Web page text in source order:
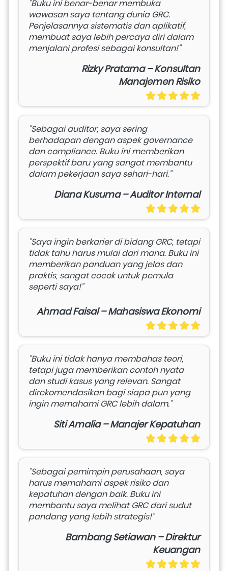
"Buku ini benar-benar membuka
wawasan saya tentang dunia GRC.
Penjelasannya sistematis dan aplikatif,
membuat saya lebih percaya diri dalam
menjalani profesi sebagai konsultan!"
Rizky Pratama – Konsultan
Manajemen Risiko
"Sebagai auditor, saya sering
berhadapan dengan aspek governance
dan compliance. Buku ini memberikan
perspektif baru yang sangat membantu
dalam pekerjaan saya sehari-hari."
Diana Kusuma – Auditor Internal
"Saya ingin berkarier di bidang GRC, tetapi
tidak tahu harus mulai dari mana. Buku ini
memberikan panduan yang jelas dan
praktis, sangat cocok untuk pemula
seperti saya!"
Ahmad Faisal – Mahasiswa Ekonomi
"Buku ini tidak hanya membahas teori,
tetapi juga memberikan contoh nyata
dan studi kasus yang relevan. Sangat
direkomendasikan bagi siapa pun yang
ingin memahami GRC lebih dalam."
Siti Amalia – Manajer Kepatuhan
"Sebagai pemimpin perusahaan, saya
harus memahami aspek risiko dan
kepatuhan dengan baik. Buku ini
membantu saya melihat GRC dari sudut
pandang yang lebih strategis!"
Bambang Setiawan – Direktur
Keuangan